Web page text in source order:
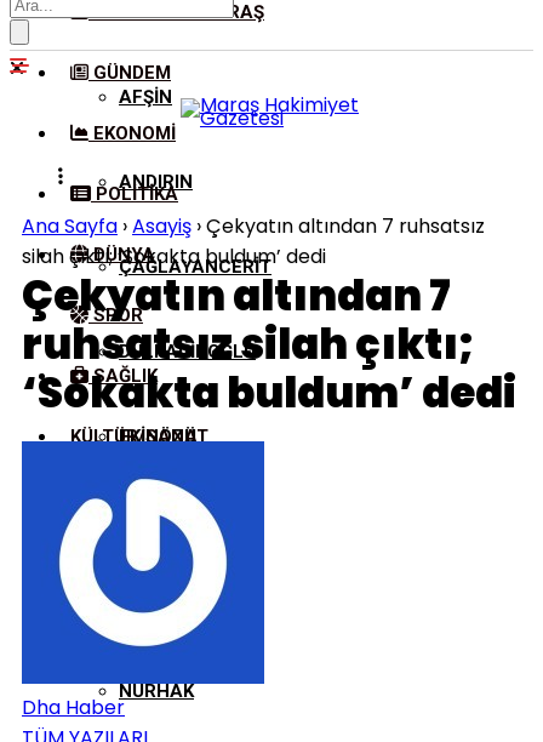
KAHRAMANMARAŞ
AFŞIN
ANDIRIN
ÇAĞLAYANCERIT
DULKADIROĞLU
EKINÖZÜ
ELBISTAN
GÖKSUN
NURHAK
GÜNDEM
EKONOMI
POLITIKA
DÜNYA
SPOR
SAĞLIK
KÜLTÜR/SANAT
Ana Sayfa ›Asayiş ›Çekyatın altından 7 ruhsatsız
silah çıktı; ‘Sokakta buldum’ dedi
Çekyatın altından 7
ruhsatsız silah çıktı;
‘Sokakta buldum’ dedi
Dha Haber